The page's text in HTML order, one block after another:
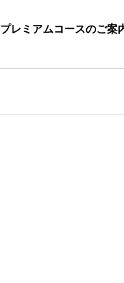
レミアムコースのご案